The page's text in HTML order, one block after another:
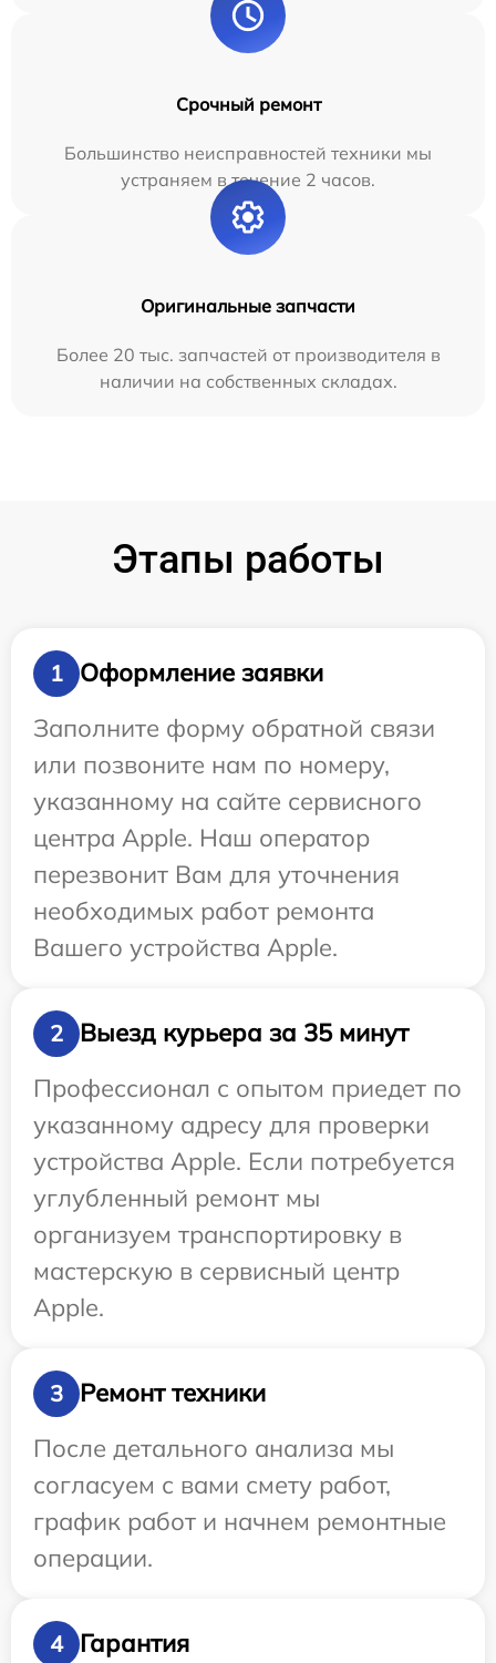
Срочный ремонт
Большинство неисправностей техники мы
устраняем в течение 2 часов.
Оригинальные запчасти
Более 20 тыс. запчастей от производителя в
наличии на собственных складах.
Этапы работы
1
Оформление заявки
Заполните форму обратной связи
или позвоните нам по номеру,
указанному на сайте сервисного
центра Apple. Наш оператор
перезвонит Вам для уточнения
необходимых работ ремонта
Вашего устройства Apple.
2
Выезд курьера за 35 минут
Профессионал с опытом приедет по
указанному адресу для проверки
устройства Apple. Если потребуется
углубленный ремонт мы
организуем транспортировку в
мастерскую в сервисный центр
Apple.
3
Ремонт техники
После детального анализа мы
согласуем с вами смету работ,
график работ и начнем ремонтные
операции.
4 Гарантия